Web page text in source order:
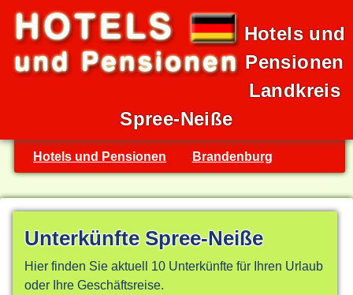
Hotels und
Pensionen
Landkreis
Spree-Neiße
Hotels und Pensionen Brandenburg
Unterkünfte Spree-Neiße
Hier finden Sie aktuell 10 Unterkünfte für Ihren Urlaub
oder Ihre Geschäftsreise.